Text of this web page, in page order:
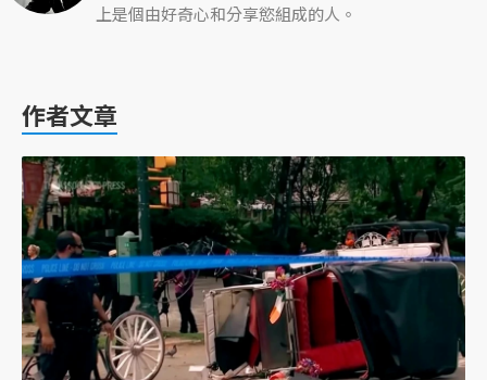
上是個由好奇心和分享慾組成的人。
作者文章